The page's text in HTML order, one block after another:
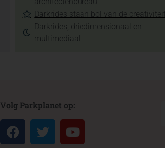
Darkrides staan bol van de creativiteit
Darkrides, driedimensionaal en
multimediaal
Volg Parkplanet op: